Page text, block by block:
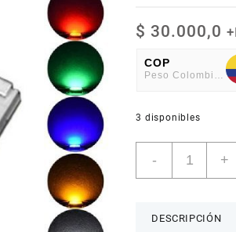
$ 30.000,0
COP
Peso Colombiano
American Dollar
3 disponibles
-
SMD
5
+
DESCRIPCIÓN